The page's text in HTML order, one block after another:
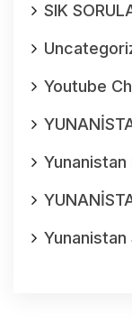
SIK
Youtube
Yunanistan
Yunanistan